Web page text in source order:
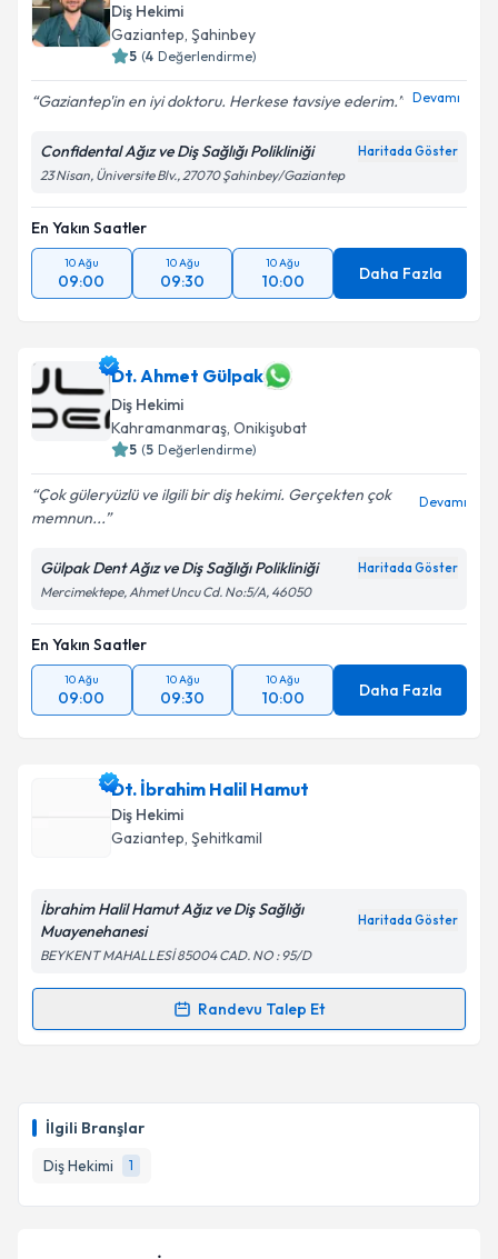
İlgili Branşlar
Diş Hekimi
1
Diş Hekimi
Gaziantep, Şahinbey
5 (4 Değerlendirme)
Gaziantep'in en iyi doktoru. Herkese tavsiye ederim. Devamı
Confidental Ağız ve Diş Sağlığı Polikliniği Haritada Göster
23 Nisan, Üniversite Blv., 27070 Şahinbey/Gaziantep
En Yakın Saatler
10 Ağu
09:00
10 Ağu
09:30
10 Ağu
10:00 Daha Fazla
Dt. Ahmet Gülpak
Diş Hekimi
Kahramanmaraş, Onikişubat
5 (5 Değerlendirme)
Çok güleryüzlü ve ilgili bir diş hekimi. Gerçekten çok
memnun...
Devamı
Gülpak Dent Ağız ve Diş Sağlığı Polikliniği Haritada Göster
Mercimektepe, Ahmet Uncu Cd. No:5/A, 46050
En Yakın Saatler
10 Ağu
09:00
10 Ağu
09:30
10 Ağu
10:00 Daha Fazla
Dt. İbrahim Halil Hamut
Diş Hekimi
Gaziantep, Şehitkamil
İbrahim Halil Hamut Ağız ve Diş Sağlığı
Muayenehanesi
Haritada Göster
BEYKENT MAHALLESİ 85004 CAD. NO : 95/D
Randevu Talep Et
Randevu Takvimi Talebi
takvim hazırlandığında e-posta ile bilgilendireceğiz.
E-posta Adresiniz